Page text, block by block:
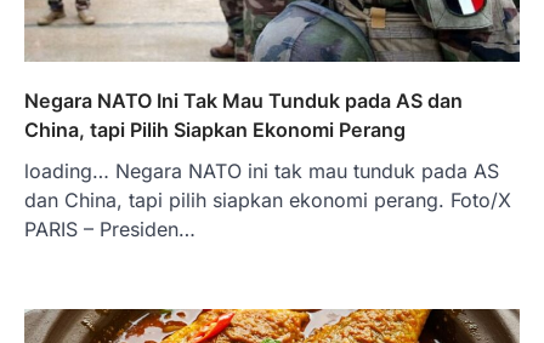
Negara NATO Ini Tak Mau Tunduk pada AS dan
China, tapi Pilih Siapkan Ekonomi Perang
loading… Negara NATO ini tak mau tunduk pada AS
dan China, tapi pilih siapkan ekonomi perang. Foto/X
PARIS – Presiden…